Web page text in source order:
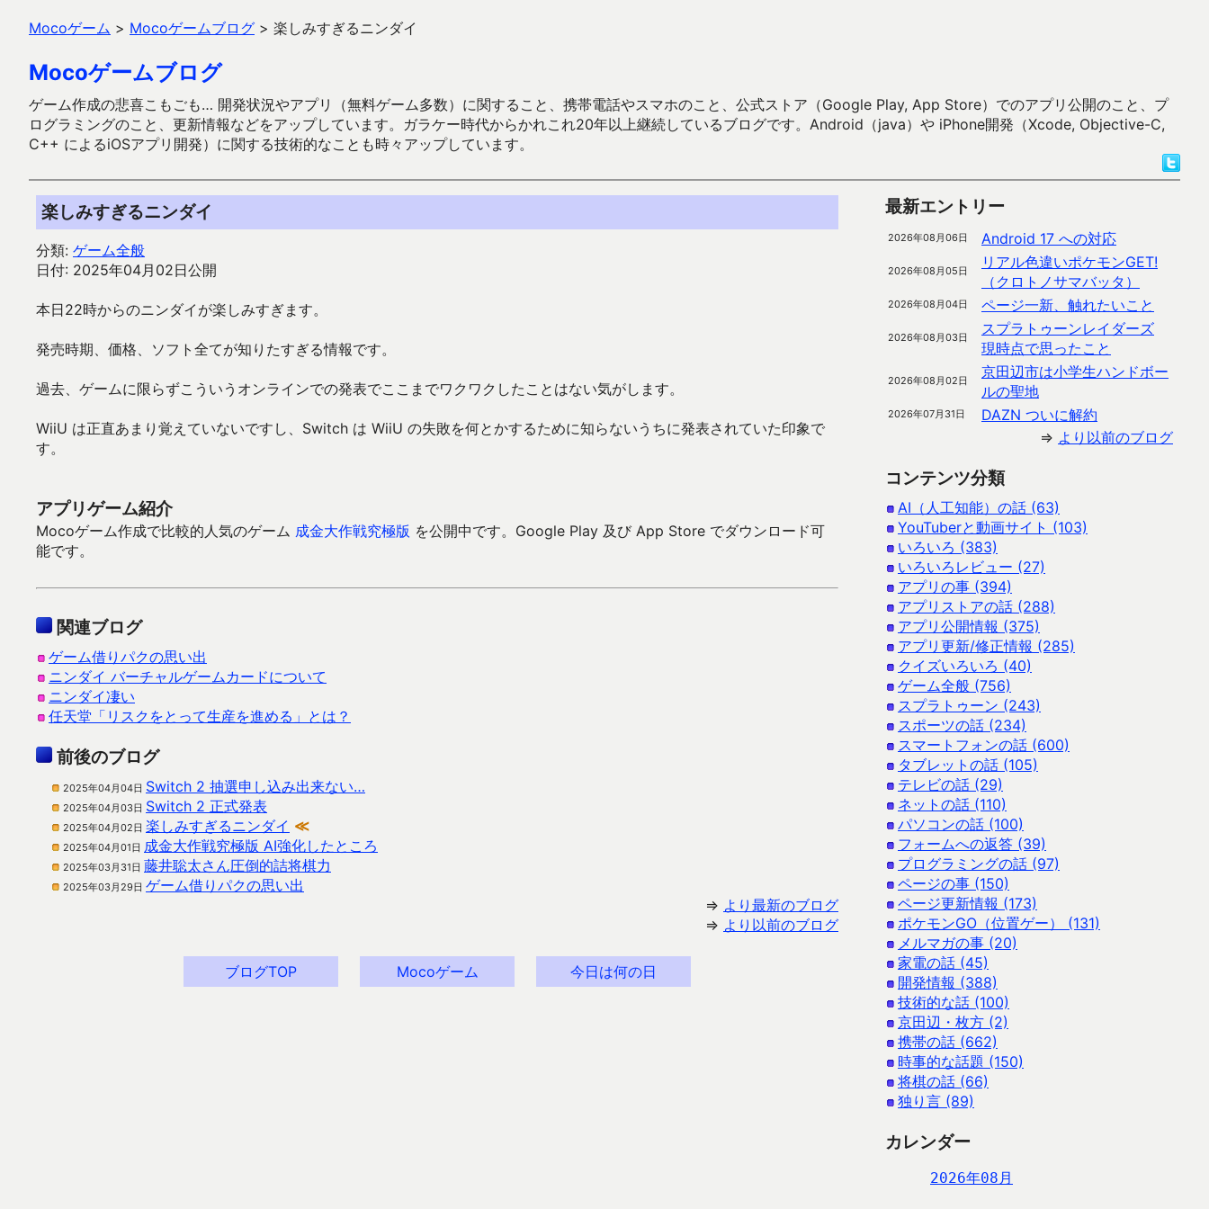
Mocoゲーム > Mocoゲームブログ > 楽しみすぎるニンダイ
Mocoゲームブログ
ゲーム作成の悲喜こもごも… 開発状況やアプリ（無料ゲーム多数）に関すること、携帯電話やスマホのこと、公式ストア（Google Play, App Store）でのアプリ公開のこと、プ
ログラミングのこと、更新情報などをアップしています。ガラケー時代からかれこれ20年以上継続しているブログです。Android（java）や iPhone開発（Xcode, Objective-C,
C++ によるiOSアプリ開発）に関する技術的なことも時々アップしています。
楽しみすぎるニンダイ
分類: ゲーム全般
日付: 2025年04月02日公開
本日22時からのニンダイが楽しみすぎます。
発売時期、価格、ソフト全てが知りたすぎる情報です。
過去、ゲームに限らずこういうオンラインでの発表でここまでワクワクしたことはない気がします。
WiiU は正直あまり覚えていないですし、Switch は WiiU の失敗を何とかするために知らないうちに発表されていた印象で
す。
アプリゲーム紹介
Mocoゲーム作成で比較的人気のゲーム 成金大作戦究極版 を公開中です。Google Play 及び App Store でダウンロード可
能です。
関連ブログ
ゲーム借りパクの思い出
ニンダイ バーチャルゲームカードについて
ニンダイ凄い
任天堂「リスクをとって生産を進める」とは？
前後のブログ
2025年04月04日 Switch 2 抽選申し込み出来ない…
2025年04月03日 Switch 2 正式発表
2025年04月02日 楽しみすぎるニンダイ ≪
2025年04月01日 成金大作戦究極版 AI強化したところ
2025年03月31日 藤井聡太さん圧倒的詰将棋力
2025年03月29日 ゲーム借りパクの思い出
⇒ より最新のブログ
⇒ より以前のブログ
ブログTOP Mocoゲーム 今日は何の日
最新エントリー
2026年08月06日 Android 17 への対応
2026年08月05日
リアル色違いポケモンGET!
（クロトノサマバッタ）
2026年08月04日 ページ一新、触れたいこと
2026年08月03日
スプラトゥーンレイダーズ
現時点で思ったこと
2026年08月02日
京田辺市は小学生ハンドボー
ルの聖地
2026年07月31日
DAZN ついに解約
⇒ より以前のブログ
コンテンツ分類
AI（人工知能）の話 (63)
YouTuberと動画サイト (103)
いろいろ (383)
いろいろレビュー (27)
アプリの事 (394)
アプリストアの話 (288)
アプリ公開情報 (375)
アプリ更新/修正情報 (285)
クイズいろいろ (40)
ゲーム全般 (756)
スプラトゥーン (243)
スポーツの話 (234)
スマートフォンの話 (600)
タブレットの話 (105)
テレビの話 (29)
ネットの話 (110)
パソコンの話 (100)
フォームへの返答 (39)
プログラミングの話 (97)
ページの事 (150)
ページ更新情報 (173)
ポケモンGO（位置ゲー） (131)
メルマガの事 (20)
家電の話 (45)
開発情報 (388)
技術的な話 (100)
京田辺・枚方 (2)
携帯の話 (662)
時事的な話題 (150)
将棋の話 (66)
独り言 (89)
カレンダー
2026年08月